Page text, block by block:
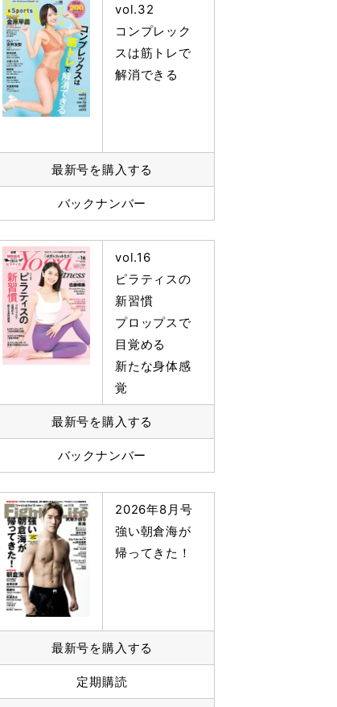
vol.32
コンプレック
スは筋トレで
解消できる
最新号を購入する
バックナンバー
vol.16
ピラティスの
新習慣
プロップスで
目覚める
新たな身体感
覚
最新号を購入する
バックナンバー
2026年8月号
強い朝倉海が
帰ってきた！
最新号を購入する
定期購読